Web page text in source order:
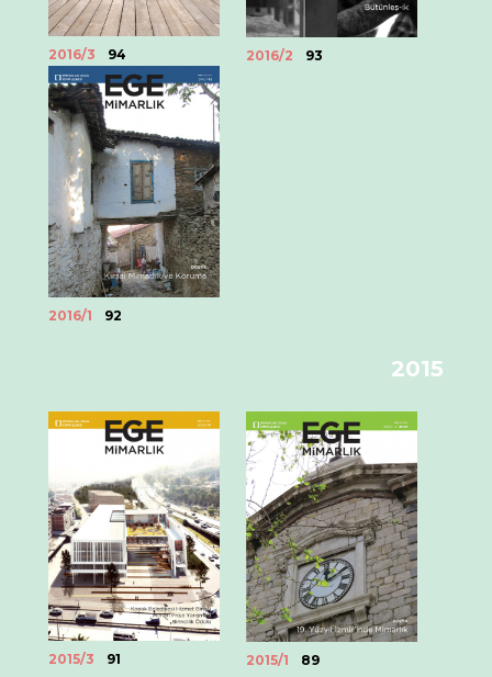
2015
2015/3 91 2015/1 89
2016/3 94 2016/2 93
2016/1 92